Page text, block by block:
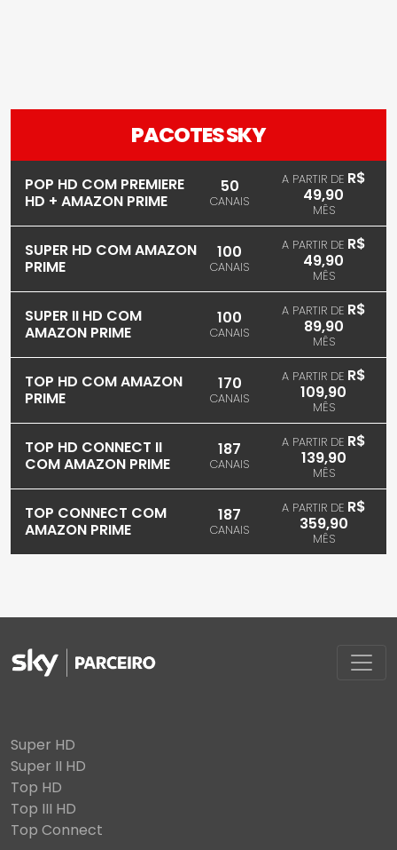
PACOTES SKY
POP HD COM PREMIERE
HD + AMAZON PRIME
50
CANAIS
A PARTIR DE R$
49,90
MÊS
SUPER HD COM AMAZON
PRIME
100
CANAIS
A PARTIR DE R$
49,90
MÊS
SUPER II HD COM
AMAZON PRIME
100
CANAIS
A PARTIR DE R$
89,90
MÊS
TOP HD COM AMAZON
PRIME
170
CANAIS
A PARTIR DE R$
109,90
MÊS
TOP HD CONNECT II
COM AMAZON PRIME
187
CANAIS
A PARTIR DE R$
139,90
MÊS
TOP CONNECT COM
AMAZON PRIME
187
CANAIS
A PARTIR DE R$
359,90
MÊS
Super HD
Super II HD
Top HD
Top III HD
Top Connect